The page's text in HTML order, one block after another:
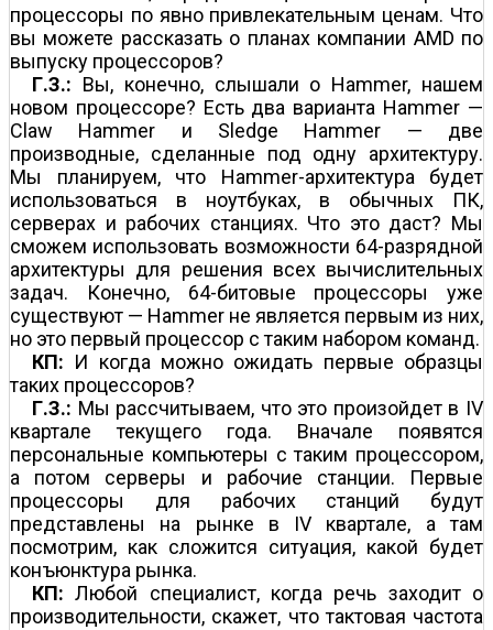
процессоры по явно привлекательным ценам. Что
вы можете рассказать о планах компании АМD по
выпуску процессоров?
Г.З.: Вы, конечно, слышали о Hammer, нашем
новом процессоре? Есть два варианта Hammer —
Claw Hammer и Sledge Hammer — две
производные, сделанные под одну архитектуру.
Мы планируем, что Hammer-архитектура будет
использоваться в ноутбуках, в обычных ПК,
серверах и рабочих станциях. Что это даст? Мы
сможем использовать возможности 64-разрядной
архитектуры для решения всех вычислительных
задач. Конечно, 64-битовые процессоры уже
существуют — Hammer не является первым из них,
но это первый процессор с таким набором команд.
КП: И когда можно ожидать первые образцы
таких процессоров?
Г.З.: Мы рассчитываем, что это произойдет в IV
квартале текущего года. Вначале появятся
персональные компьютеры с таким процессором,
а потом серверы и рабочие станции. Первые
процессоры для рабочих станций будут
представлены на рынке в IV квартале, а там
посмотрим, как сложится ситуация, какой будет
конъюнктура рынка.
КП: Любой специалист, когда речь заходит о
производительности, скажет, что тактовая частота